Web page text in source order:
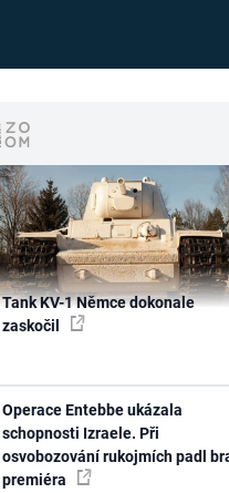
Tank KV-1 Němce dokonale
zaskočil
Operace Entebbe ukázala
schopnosti Izraele. Při
osvobozování rukojmích padl
premiéra